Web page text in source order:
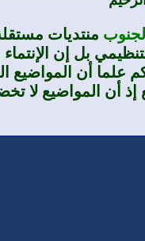
منتديات
بل إن الإنتماء
علما أن المواضيع
أن المواضيع لا